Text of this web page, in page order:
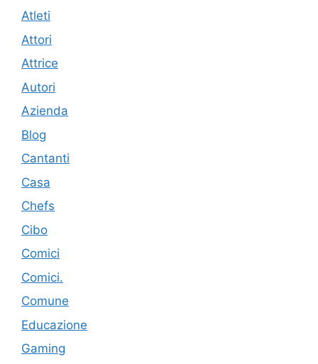
Atleti
Attori
Attrice
Autori
Azienda
Blog
Cantanti
Casa
Chefs
Cibo
Comici
Comici.
Comune
Educazione
Gaming